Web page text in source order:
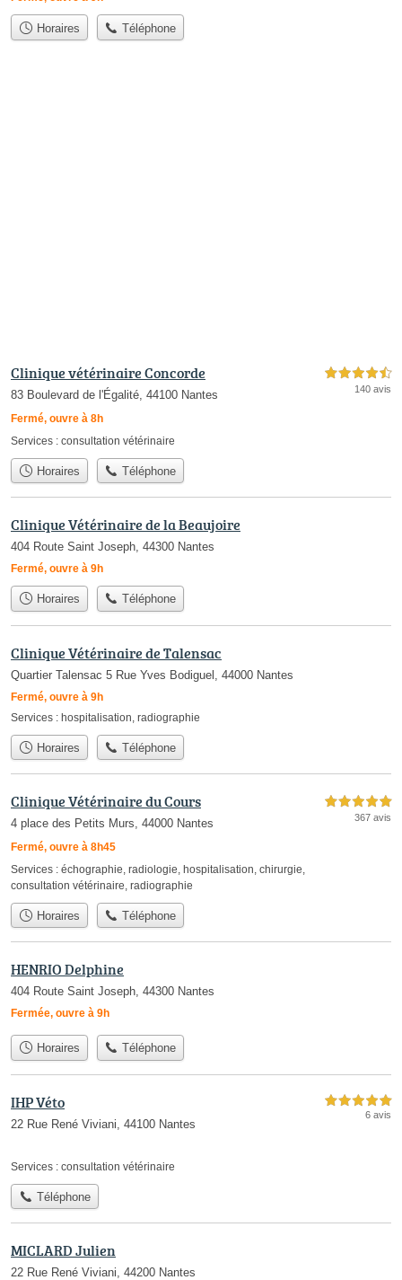
Horaires Téléphone
Clinique vétérinaire Concorde
83 Boulevard de l'Égalité, 44100 Nantes
Fermé, ouvre à 8h
4,5 étoiles sur 5
140 avis
Services : consultation vétérinaire
Horaires Téléphone
Clinique Vétérinaire de la Beaujoire
404 Route Saint Joseph, 44300 Nantes
Fermé, ouvre à 9h
Horaires Téléphone
Clinique Vétérinaire de Talensac
Quartier Talensac 5 Rue Yves Bodiguel, 44000 Nantes
Fermé, ouvre à 9h
Services : hospitalisation radiographie
Horaires Téléphone
Clinique Vétérinaire du Cours
4 place des Petits Murs, 44000 Nantes
Fermé, ouvre à 8h45
5,0 étoiles sur 5
367 avis
Services : échographie, radiologie, hospitalisation, chirurgie,
consultation vétérinaire, radiographie
Horaires Téléphone
HENRIO Delphine
404 Route Saint Joseph, 44300 Nantes
Fermée, ouvre à 9h
Horaires Téléphone
IHP Véto
22 Rue René Viviani, 44100 Nantes
5,0 étoiles sur 5
6 avis
Services : consultation vétérinaire
Téléphone
MICLARD Julien
22 Rue René Viviani, 44200 Nantes